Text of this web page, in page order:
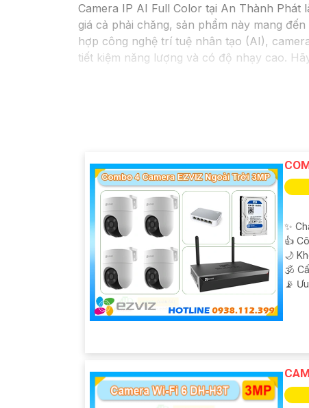
Camera IP AI Full Color tại An Thành Phát
giá cả phải chăng, sản phẩm này mang
hợp công nghệ trí tuệ nhân tạo (AI),
tiết kiệm năng lượng và có độ nhạy cao.
✨
👍
🌙
🕉️
️📡